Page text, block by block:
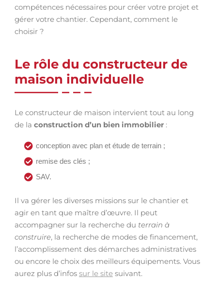
compétences nécessaires pour créer votre projet et
gérer votre chantier. Cependant, comment le
choisir ?
Le rôle du constructeur de
maison individuelle
Le constructeur de maison intervient tout au long
de la construction d’un bien immobilier :
conception avec plan et étude de terrain ;
remise des clés ;
SAV.
Il va gérer les diverses missions sur le chantier et
agir en tant que maître d’œuvre. Il peut
accompagner sur la recherche du terrain à
construire, la recherche de modes de financement,
l’accomplissement des démarches administratives
ou encore le choix des meilleurs équipements. Vous
aurez plus d’infos sur le site suivant.